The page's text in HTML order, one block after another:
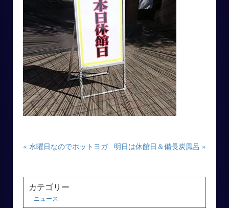
« 水曜日なのでホットヨガ 明日は休館日＆備長炭風呂 »
カテゴリー
ニュース